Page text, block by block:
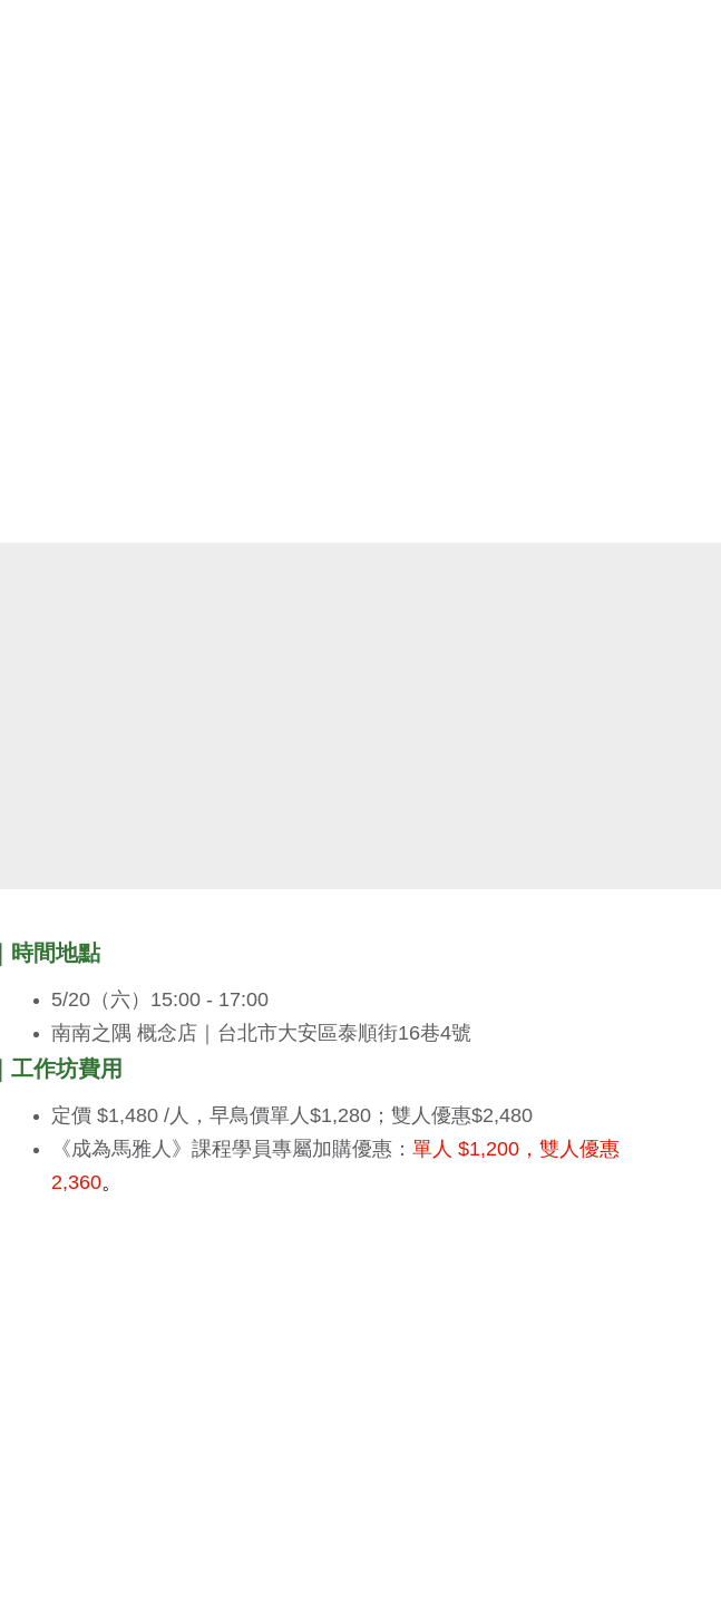
｜時間地點
5/20（六）15:00 - 17:00
南南之隅 概念店｜台北市大安區泰順街16巷4號
｜工作坊費用
定價 $1,480 /人， 早鳥價單人$1,280；雙人優惠$2,480
《成為馬雅人》課程學員專屬加購優惠： 單人 $1,200，雙人優惠
2,360。